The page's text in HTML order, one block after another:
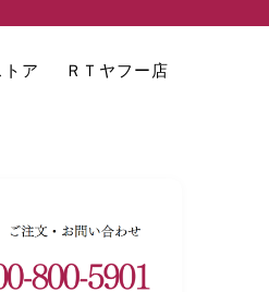
ア ＲＴヤフー店